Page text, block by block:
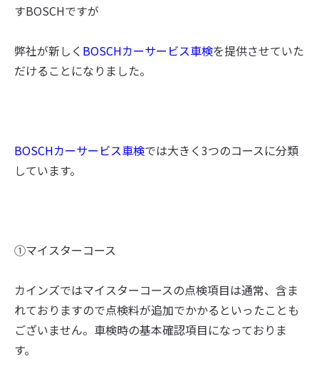
すBOSCHですが
弊社が新しく BOSCHカーサービス車検を提供させていた
だけることになりました。
BOSCHカーサービス車検では大きく3つのコースに分類
しています。
①マイスターコース
カインズではマイスターコースの点検項目は通常、含ま
れておりますので点検料が追加でかかるといったことも
ございません。車検時の基本確認項目になっておりま
す。